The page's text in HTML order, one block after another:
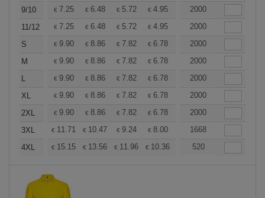
9/10
€ 7.25 € 6.48 € 5.72 € 4.95 4.58
2000
11/12
€ 7.25 € 6.48 € 5.72 € 4.95 4.58
2000
S
€ 9.90 € 8.86 € 7.82 € 6.78 6.26
2000
M
€ 9.90 € 8.86 € 7.82 € 6.78 6.26
2000
L
€ 9.90 € 8.86 € 7.82 € 6.78 6.26
2000
XL
€ 9.90 € 8.86 € 7.82 € 6.78 6.26
2000
2XL
€ 9.90 € 8.86 € 7.82 € 6.78 6.26
2000
3XL
€ 11.71 € 10.47 € 9.24 € 8.00 7.39
1668
4XL
€ 15.15 € 13.56 € 11.96 € 10.36 9.57
520